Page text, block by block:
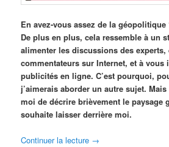
En avez-vous assez de la
De plus en plus, cela ressemble à un
alimenter les discussions des experts,
commentateurs sur Internet, et à
publicités en ligne. C’est pourquoi,
j’aimerais aborder un autre sujet.
moi de décrire brièvement le paysage
souhaite laisser derrière moi.
Continuer la lecture →